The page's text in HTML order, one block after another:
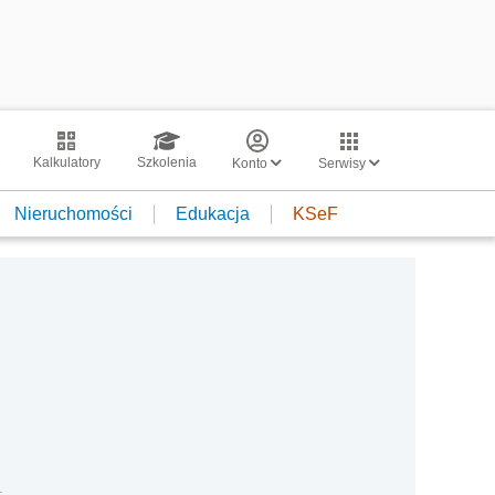
Kalkulatory Szkolenia Konto Serwisy
Nieruchomości Edukacja KSeF